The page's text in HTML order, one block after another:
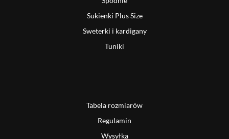
Sukienki Plus Size
Sweterki i kardigany
Tuniki
Tabela rozmiarów
Regulamin
Wysyłka